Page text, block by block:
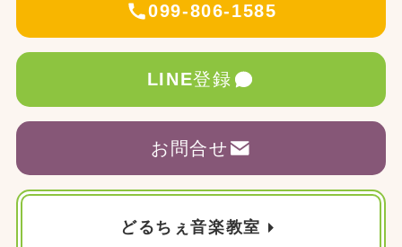
099-806-1585
LINE登録
お問合せ
どるちぇ音楽教室